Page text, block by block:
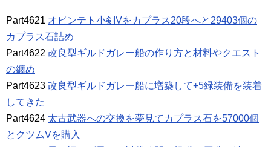
Part4621 オピンテト小剣Vをカプラス20段へと29403個の
カプラス石詰め
Part4622 改良型ギルドガレー船の作り方と材料やクエスト
の纏め
Part4623 改良型ギルドガレー船に増築して+5緑装備を装着
してきた
Part4624 太古武器への交換を夢見てカプラス石を57000個
とクツムVを購入